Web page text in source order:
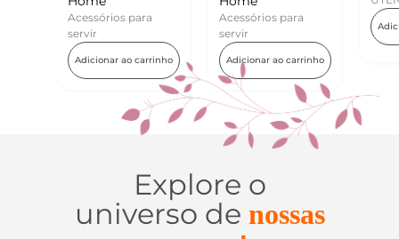
ao carrinho
Acessórios para
Adicionar ao carrinho
Adicionar ao carrinho
Explore o
universo de nossas